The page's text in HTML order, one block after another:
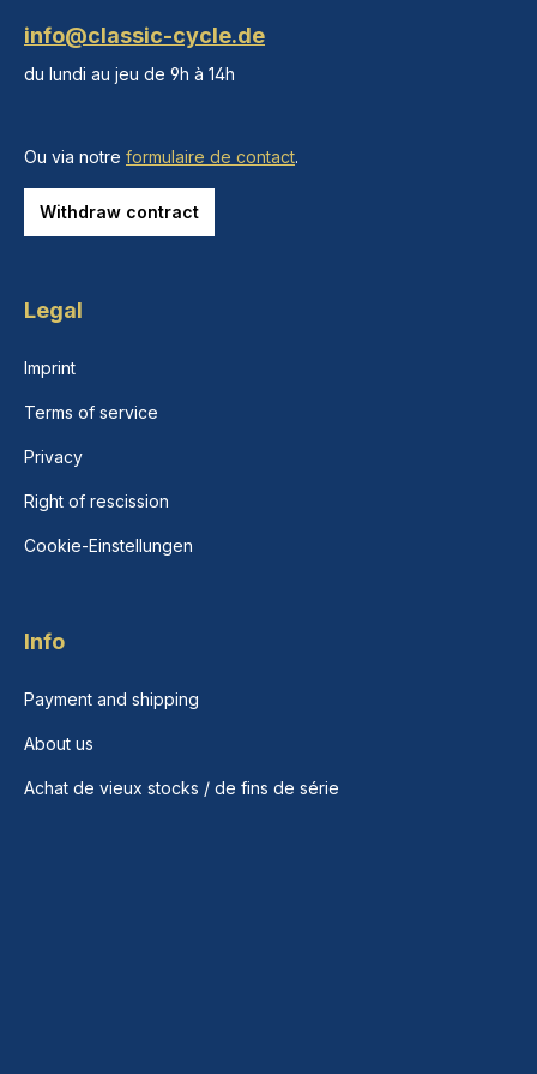
info@classic-cycle.de
du lundi au jeu de 9h à 14h
Ou via notre formulaire de contact.
Withdraw contract
Legal
Imprint
Terms of service
Privacy
Right of rescission
Cookie-Einstellungen
Info
Payment and shipping
About us
Achat de vieux stocks / de fins de série